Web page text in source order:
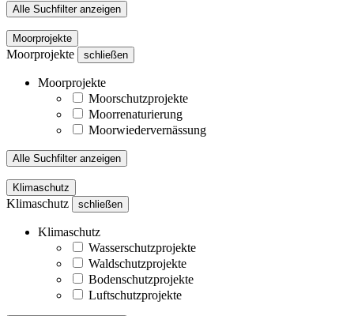
Alle Suchfilter anzeigen
Moorprojekte
Moorprojekte schließen
Moorprojekte
Moorschutzprojekte
Moorrenaturierung
Moorwiedervernässung
Alle Suchfilter anzeigen
Klimaschutz
Klimaschutz schließen
Klimaschutz
Wasserschutzprojekte
Waldschutzprojekte
Bodenschutzprojekte
Luftschutzprojekte